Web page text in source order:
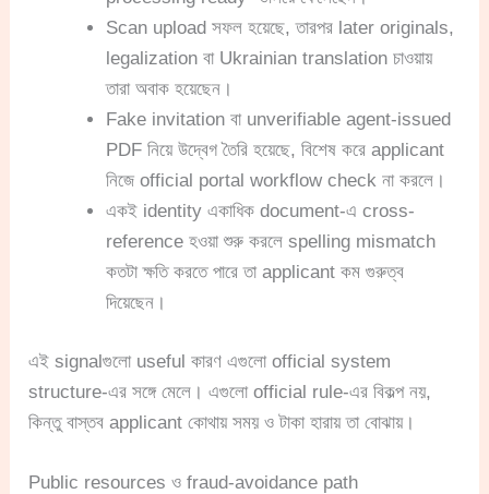
Scan upload সফল হয়েছে, তারপর later originals,
legalization বা Ukrainian translation চাওয়ায়
তারা অবাক হয়েছেন।
Fake invitation বা unverifiable agent-issued
PDF নিয়ে উদ্বেগ তৈরি হয়েছে, বিশেষ করে applicant
নিজে official portal workflow check না করলে।
একই identity একাধিক document-এ cross-
reference হওয়া শুরু করলে spelling mismatch
কতটা ক্ষতি করতে পারে তা applicant কম গুরুত্ব
দিয়েছেন।
এই signalগুলো useful কারণ এগুলো official system
structure-এর সঙ্গে মেলে। এগুলো official rule-এর বিকল্প নয়,
কিন্তু বাস্তব applicant কোথায় সময় ও টাকা হারায় তা বোঝায়।
Public resources ও fraud-avoidance path